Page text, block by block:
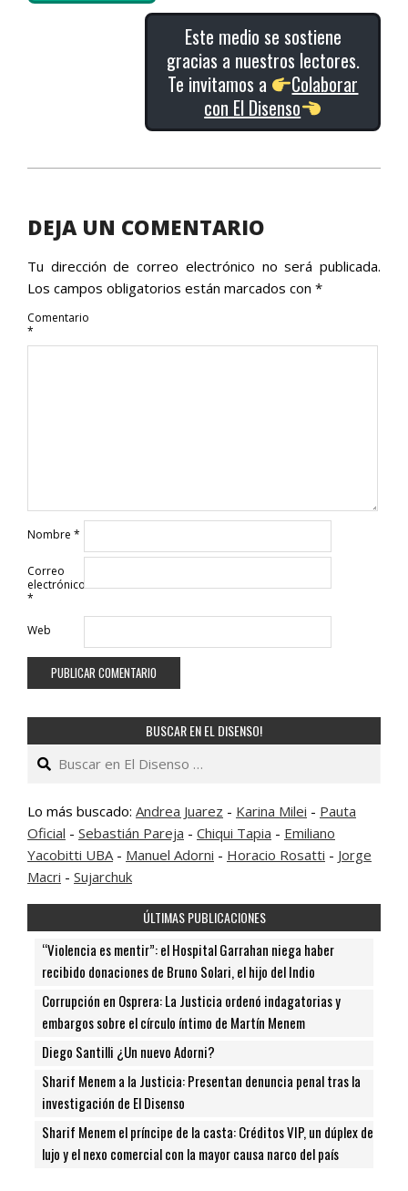
Este medio se sostiene
gracias a nuestros lectores.
Te invitamos a
Colaborar
con El Disenso
15
DEJA UN COMENTARIO
Tu dirección de correo electrónico no será publicada.
Los campos obligatorios están marcados con *
Comentario
*
Nombre *
Correo
electrónico
*
Web
BUSCAR EN EL DISENSO!
Buscar
Lo más buscado: Andrea Juarez - Karina Milei - Pauta
Oficial - Sebastián Pareja - Chiqui Tapia - Emiliano
Yacobitti UBA - Manuel Adorni - Horacio Rosatti - Jorge
Macri - Sujarchuk
ÚLTIMAS PUBLICACIONES
“Violencia es mentir”: el Hospital Garrahan niega haber
recibido donaciones de Bruno Solari, el hijo del Indio
Corrupción en Osprera: La Justicia ordenó indagatorias y
embargos sobre el círculo íntimo de Martín Menem
Diego Santilli ¿Un nuevo Adorni?
Sharif Menem a la Justicia: Presentan denuncia penal tras la
investigación de El Disenso
Sharif Menem el príncipe de la casta: Créditos VIP, un dúplex de
lujo y el nexo comercial con la mayor causa narco del país